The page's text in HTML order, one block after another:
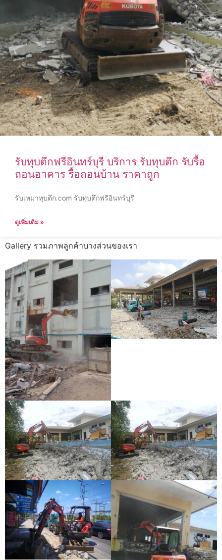
รับทุบตึกฟรีอินทร์บุรี บริการ รับทุบตึก รับรื้อ
ถอนอาคาร รื้อถอนบ้าน ราคาถูก
รับเหมาทุบตึก.com รับทุบตึกฟรีอินทร์บุรี
ดูเพิ่มเติม »
Gallery รวมภาพลูกค้าบางส่วนของเรา